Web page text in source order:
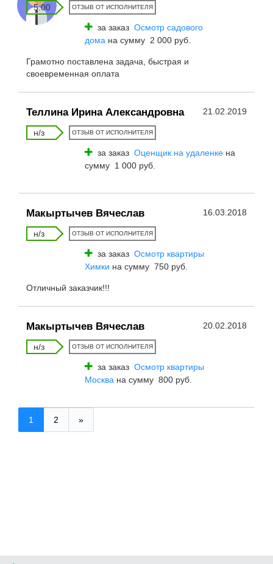
5.00 ОТЗЫВ ОТ ИСПОЛНИТЕЛЯ
за заказ Осмотр садового
дома на сумму 2 000 руб.
Грамотно поставлена задача, быстрая и
своевременная оплата
Теллина Ирина Александровна 21.02.2019
н/з ОТЗЫВ ОТ ИСПОЛНИТЕЛЯ
за заказ Оценщик на удаленке на
сумму 1 000 руб.
Макыртычев Вячеслав 16.03.2018
н/з ОТЗЫВ ОТ ИСПОЛНИТЕЛЯ
за заказ Осмотр квартиры
Химки на сумму 750 руб.
Отличный заказчик!!!
Макыртычев Вячеслав 20.02.2018
н/з ОТЗЫВ ОТ ИСПОЛНИТЕЛЯ
за заказ Осмотр квартиры
Москва на сумму 800 руб.
1 2 »